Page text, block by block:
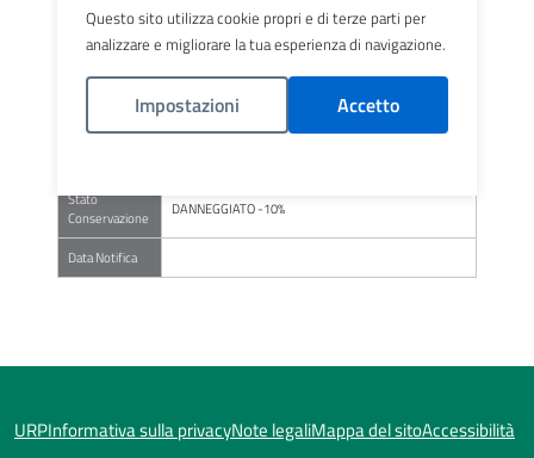
Struttura
CONDOMINIO SANT'ANNA
VIA MANZONI 11
Condizione
Stato
Conservazione
DANNEGGIATO -10%
Data Notifica
URPInformativa sulla privacyNote legaliMappa del sitoAccessibilità
Questo sito utilizza cookie propri e di terze parti per
analizzare e migliorare la tua esperienza di navigazione.
Impostazioni Accetto